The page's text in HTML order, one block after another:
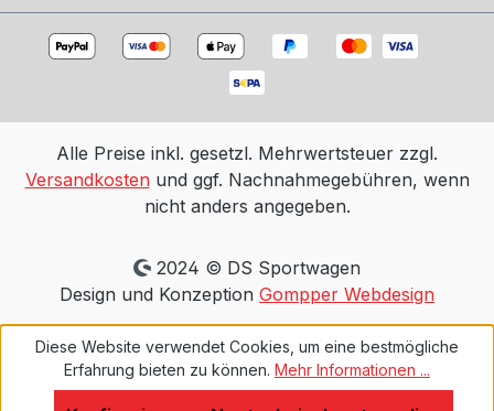
Alle Preise inkl. gesetzl. Mehrwertsteuer zzgl.
Versandkostenund ggf. Nachnahmegebühren, wenn
nicht anders angegeben.
2024 © DS Sportwagen
Design und Konzeption Gompper Webdesign
Diese Website verwendet Cookies, um eine bestmögliche
Erfahrung bieten zu können. Mehr Informationen ...